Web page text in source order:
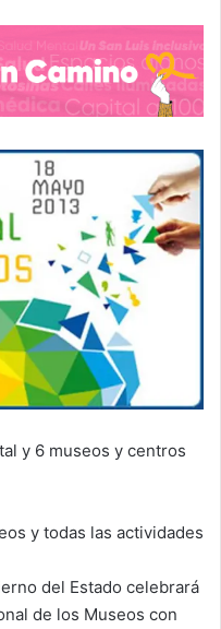
y 6 museos y centros
y todas las actividades
del Estado celebrará
de los Museos con